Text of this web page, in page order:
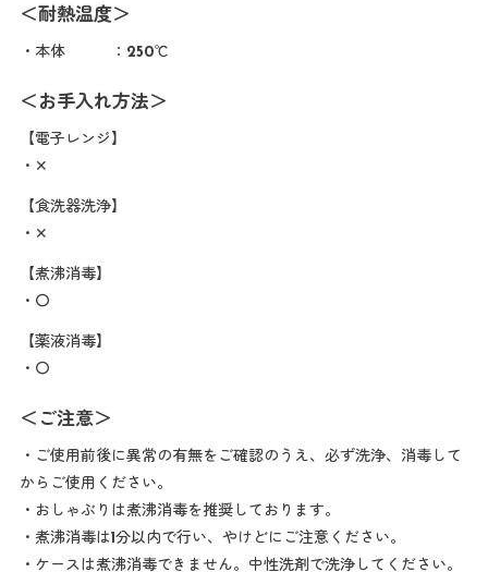
＜耐熱温度＞
・本体 ：250℃
＜お手入れ方法＞
【電子レンジ】
・✕
【食洗器洗浄】
・✕
【煮沸消毒】
・〇
【薬液消毒】
・〇
＜ご注意＞
・ご使用前後に異常の有無をご確認のうえ、必ず洗浄、消毒して
からご使用ください。
・おしゃぶりは煮沸消毒を推奨しております。
・煮沸消毒は1分以内で行い、やけどにご注意ください。
・ケースは煮沸消毒できません。中性洗剤で洗浄してください。